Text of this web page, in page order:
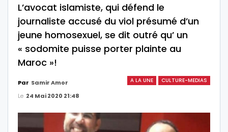
L’avocat islamiste, qui défend le
journaliste accusé du viol présumé d’un
jeune homosexuel, se dit outré qu’ un
« sodomite puisse porter plainte au
Maroc »!
A LA UNE CULTURE-MEDIAS
Par Samir Amor
Le 24 Mai 2020 21:48